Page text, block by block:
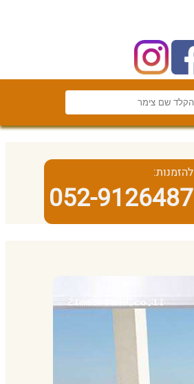
להזמנות:
052-9126487